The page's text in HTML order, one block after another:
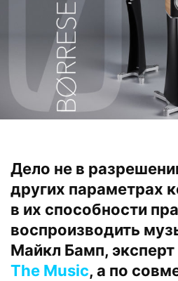
Дело не в
других параметрах
в их способности
воспроизводить
Майкл Бамп, эксперт
The Music, а по